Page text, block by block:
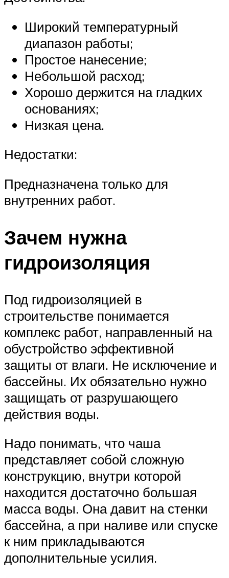
Широкий температурный
диапазон работы;
Простое нанесение;
Небольшой расход;
Хорошо держится на гладких
основаниях;
Низкая цена.
Недостатки:
Предназначена только для
внутренних работ.
Зачем нужна
гидроизоляция
Под гидроизоляцией в
строительстве понимается
комплекс работ, направленный на
обустройство эффективной
защиты от влаги. Не исключение и
бассейны. Их обязательно нужно
защищать от разрушающего
действия воды.
Надо понимать, что чаша
представляет собой сложную
конструкцию, внутри которой
находится достаточно большая
масса воды. Она давит на стенки
бассейна, а при наливе или спуске
к ним прикладываются
дополнительные усилия.